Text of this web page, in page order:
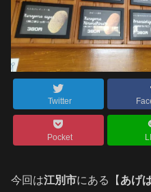
Twitter
Pocket
今回は江別市にある【 あげ